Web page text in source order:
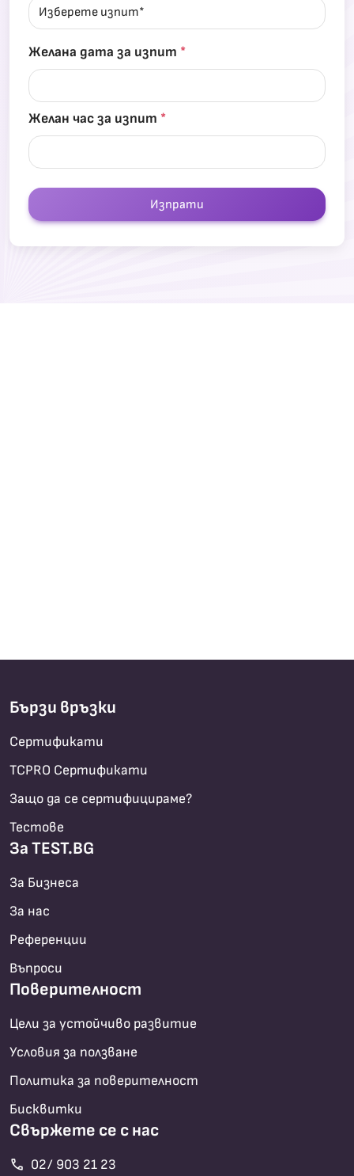
Желана дата за изпит *
Желан час за изпит *
Изпрати
Бързи връзки
Сертификати
TCPRO Сертификати
Защо да се сертифицираме?
Тестове
За TEST.BG
За Бизнеса
За нас
Референции
Въпроси
Поверителност
Цели за устойчиво развитие
Условия за ползване
Политика за поверителност
Бисквитки
Свържете се с нас
call 02/ 903 21 23